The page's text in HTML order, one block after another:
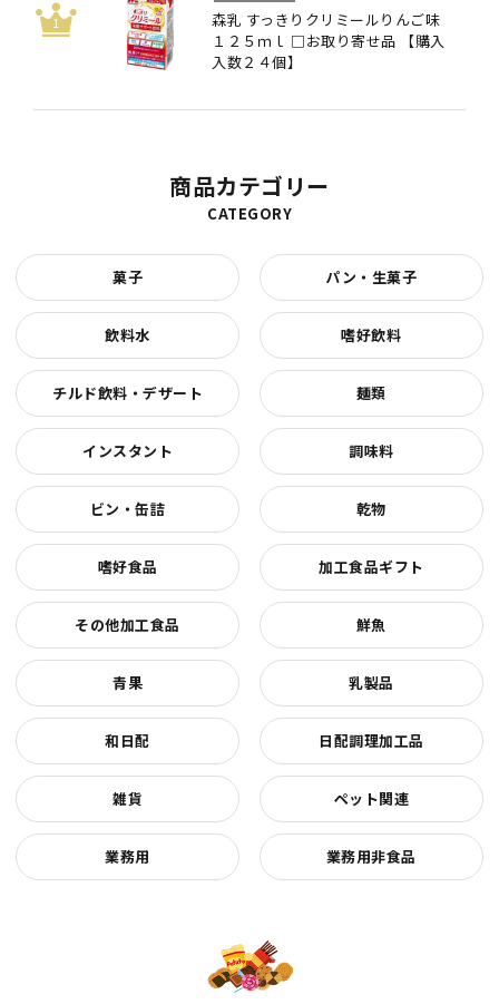
森乳 すっきりクリミールりんご味
１２５ｍｌ □お取り寄せ品 【購入
入数２４個】
商品カテゴリー
CATEGORY
菓子 パン・生菓子
飲料水 嗜好飲料
チルド飲料・デザート 麺類
インスタント 調味料
ビン・缶詰 乾物
嗜好食品 加工食品ギフト
その他加工食品 鮮魚
青果 乳製品
和日配 日配調理加工品
雑貨 ペット関連
業務用 業務用非食品